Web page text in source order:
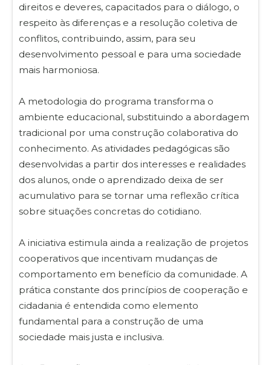
direitos e deveres, capacitados para o diálogo, o
respeito às diferenças e a resolução coletiva de
conflitos, contribuindo, assim, para seu
desenvolvimento pessoal e para uma sociedade
mais harmoniosa.
A metodologia do programa transforma o
ambiente educacional, substituindo a abordagem
tradicional por uma construção colaborativa do
conhecimento. As atividades pedagógicas são
desenvolvidas a partir dos interesses e realidades
dos alunos, onde o aprendizado deixa de ser
acumulativo para se tornar uma reflexão crítica
sobre situações concretas do cotidiano.
A iniciativa estimula ainda a realização de projetos
cooperativos que incentivam mudanças de
comportamento em benefício da comunidade. A
prática constante dos princípios de cooperação e
cidadania é entendida como elemento
fundamental para a construção de uma
sociedade mais justa e inclusiva.